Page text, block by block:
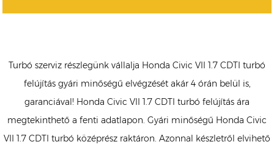
Turbó szerviz részlegünk vállalja Honda Civic VII 1.7 CDTI turbó
felújítás gyári minőségű elvégzését akár 4 órán belül is,
garanciával! Honda Civic VII 1.7 CDTI turbó felújítás ára
megtekinthető a fenti adatlapon. Gyári minőségű Honda Civic
VII 1.7 CDTI turbó középrész raktáron. Azonnal készletről elvihető